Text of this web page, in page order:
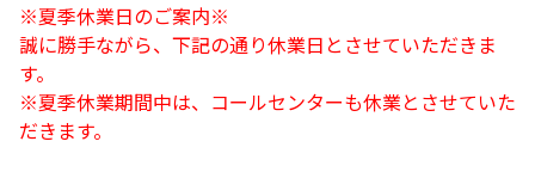
※夏季休業日のご案内※
誠に勝手ながら、下記の通り休業日とさせていただきま
す。
※夏季休業期間中は、コールセンターも休業とさせていた
だきます。